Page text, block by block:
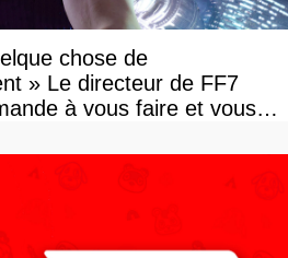
chose de
» Le directeur de FF7
à vous faire et vous